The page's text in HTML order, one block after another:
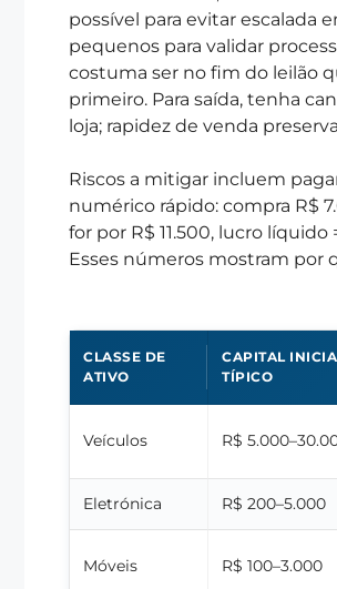
possível para evitar escalada
pequenos para validar
costuma ser no fim do leilão
primeiro. Para saída, tenha
loja; rapidez de venda
Riscos a mitigar incluem
numérico rápido: compra R$
for por R$ 11.500, lucro
Esses números mostram por
CLASSE DE
ATIVO
CAPITAL
TÍPICO
Veículos R$
Eletrónica R$ 200–5.000
Móveis R$ 100–3.000